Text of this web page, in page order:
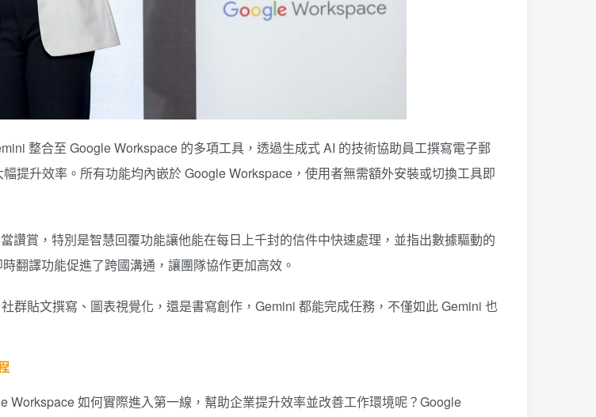
整合至 Google Workspace 的多項工具，透過生成式 AI 的技術協助員工撰寫電子郵
提升效率。所有功能均內嵌於 Google Workspace，使用者無需額外安裝或切換工具即
讚賞，特別是智慧回覆功能讓他能在每日上千封的信件中快速處理，並指出數據驅動的
翻譯功能促進了跨國溝通，讓團隊協作更加高效。
群貼文撰寫、圖表視覺化，還是書寫創作，Gemini 都能完成任務，不僅如此 Gemini 也
如何實際進入第一線，幫助企業提升效率並改善工作環境呢？Google